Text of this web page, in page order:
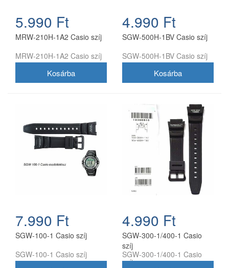
5.990 Ft
MRW-210H-1A2 Casio szíj
MRW-210H-1A2 Casio szíj
4.990 Ft
SGW-500H-1BV Casio szíj
SGW-500H-1BV Casio szíj
7.990 Ft
SGW-100-1 Casio szíj
SGW-100-1 Casio szíj
4.990 Ft
SGW-300-1/400-1 Casio
szíj
SGW-300-1/400-1 Casio
szíj